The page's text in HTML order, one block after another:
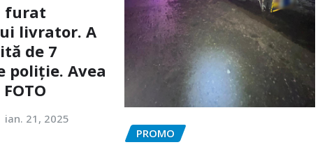
furat
livrator. A
de 7
poliție. Avea
ian. 21, 2025
PROMO